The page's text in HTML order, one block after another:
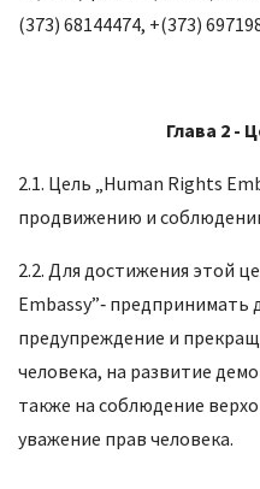
(373) 68144474, +(373)
Глава 2 -
2.1. Цель „Human Rights
продвижению и
2.2. Для достижения этой
Embassy”‑ предпринимать
предупреждение и
человека, на развитие
также на соблюдение
уважение прав человека.